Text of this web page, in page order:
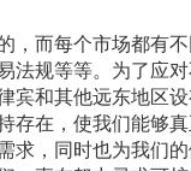
，而每个市场都有
法规等等。为了应
宾和其他远东地区
存在，使我们能够真
求，同时也为我们